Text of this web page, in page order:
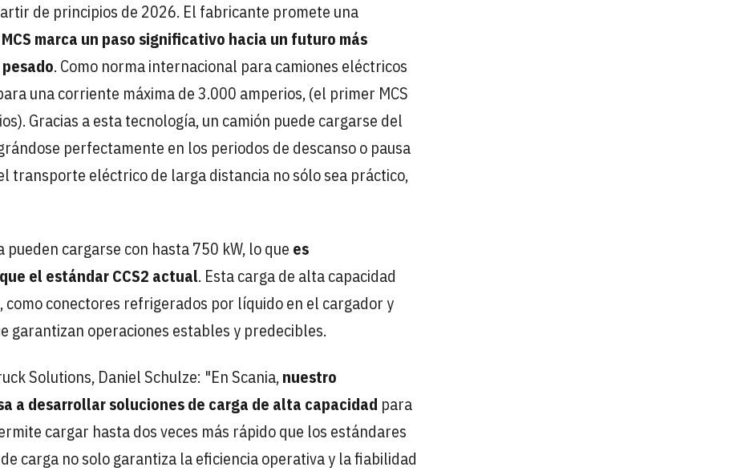
de principios de 2026. El fabricante promete una
MCS marca un paso significativo hacia un futuro más
. Como norma internacional para camiones eléctricos
una corriente máxima de 3.000 amperios, (el primer MCS
Gracias a esta tecnología, un camión puede cargarse del
perfectamente en los periodos de descanso o pausa
transporte eléctrico de larga distancia no sólo sea práctico,
pueden cargarse con hasta 750 kW, lo que es
el estándar CCS2 actual. Esta carga de alta capacidad
como conectores refrigerados por líquido en el cargador y
garantizan operaciones estables y predecibles.
Solutions, Daniel Schulze: "En Scania,nuestro
a desarrollar soluciones de carga de alta capacidad para
cargar hasta dos veces más rápido que los estándares
carga no solo garantiza la eficiencia operativa y la fiabilidad